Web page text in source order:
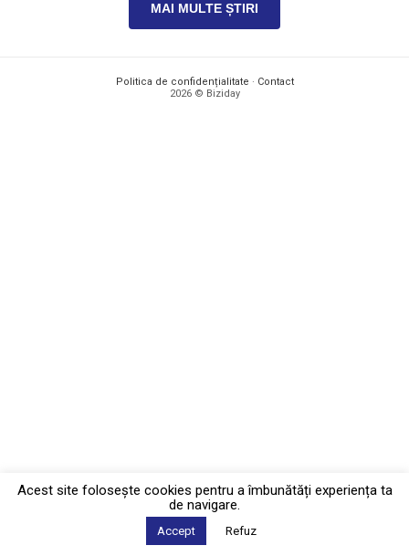
MAI MULTE ȘTIRI
Politica de confidențialitate · Contact
2026 © Biziday
Acest site foloseşte cookies pentru a îmbunătăți experiența ta
de navigare.
Accept Refuz